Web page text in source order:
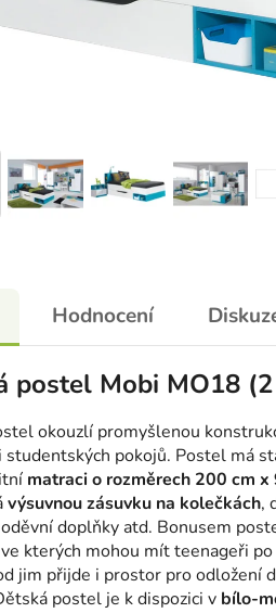
Hodnocení
postel Mobi MO18
okouzlí promyšlenou
studentských pokojů. Postel má
matraci o rozměrech 200 cm x
výsuvnou zásuvku na kolečkách,
doplňky atd. Bonusem
kterých mohou mít teenageři
jim přijde i prostor pro odložení
postel je k dispozici v bílo-